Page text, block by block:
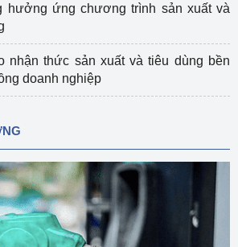
hưởng ứng chương trình sản xuất và
nhận thức sản xuất và tiêu dùng bền
doanh nghiệp